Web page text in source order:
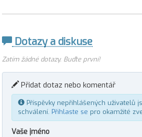
Dotazy a diskuse
Zatím žádné dotazy. Buďte první!
Přidat dotaz nebo komentář
Příspěvky nepřihlášených uživatelů
schválení. Přihlaste se pro okamžité
Vaše jméno